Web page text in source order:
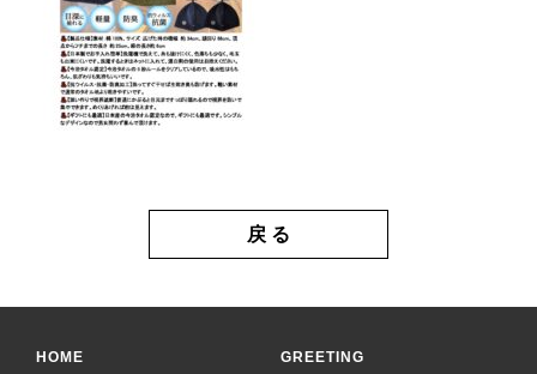
戻 る
HOME GREETING